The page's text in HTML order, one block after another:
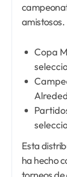
amistosos.
Copa
Esta
ha hecho